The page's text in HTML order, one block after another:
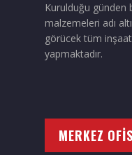
Kurulduğu günden
malzemeleri adı
görücek tüm
yapmaktadır.
MERKEZ OFİS